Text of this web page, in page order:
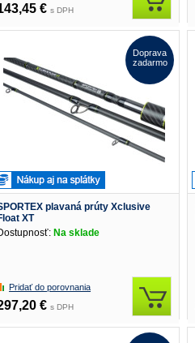
€ s DPH
plavaná prúty Xclusive
XT
Na sklade
Pridať do porovnania
€ s DPH
Doprava
zadarmo